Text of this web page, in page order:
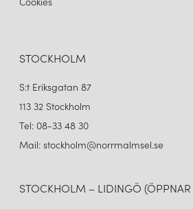
STOCKHOLM
S:t Eriksgatan 87
113 32 Stockholm
Tel: 08-33 48 30
Mail: stockholm@norrmalmsel.se
STOCKHOLM – LIDINGÖ